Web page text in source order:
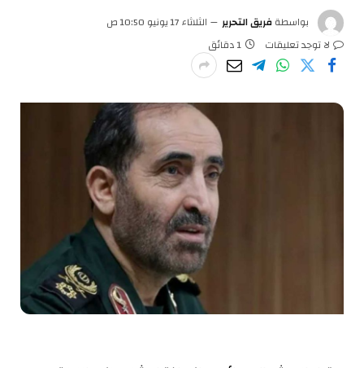
بواسطةفريق التحرير
الثلاثاء 17 يونيو 10:50 ص
لا توجد تعليقات
1 دقائق